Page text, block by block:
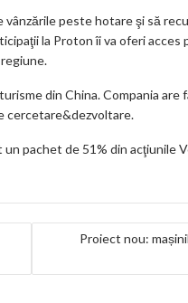
peste hotare şi să
la Proton îi va oferi acces
din China. Compania are
cercetare&dezvoltare.
pachet de 51% din acţiunile
Proiect nou: